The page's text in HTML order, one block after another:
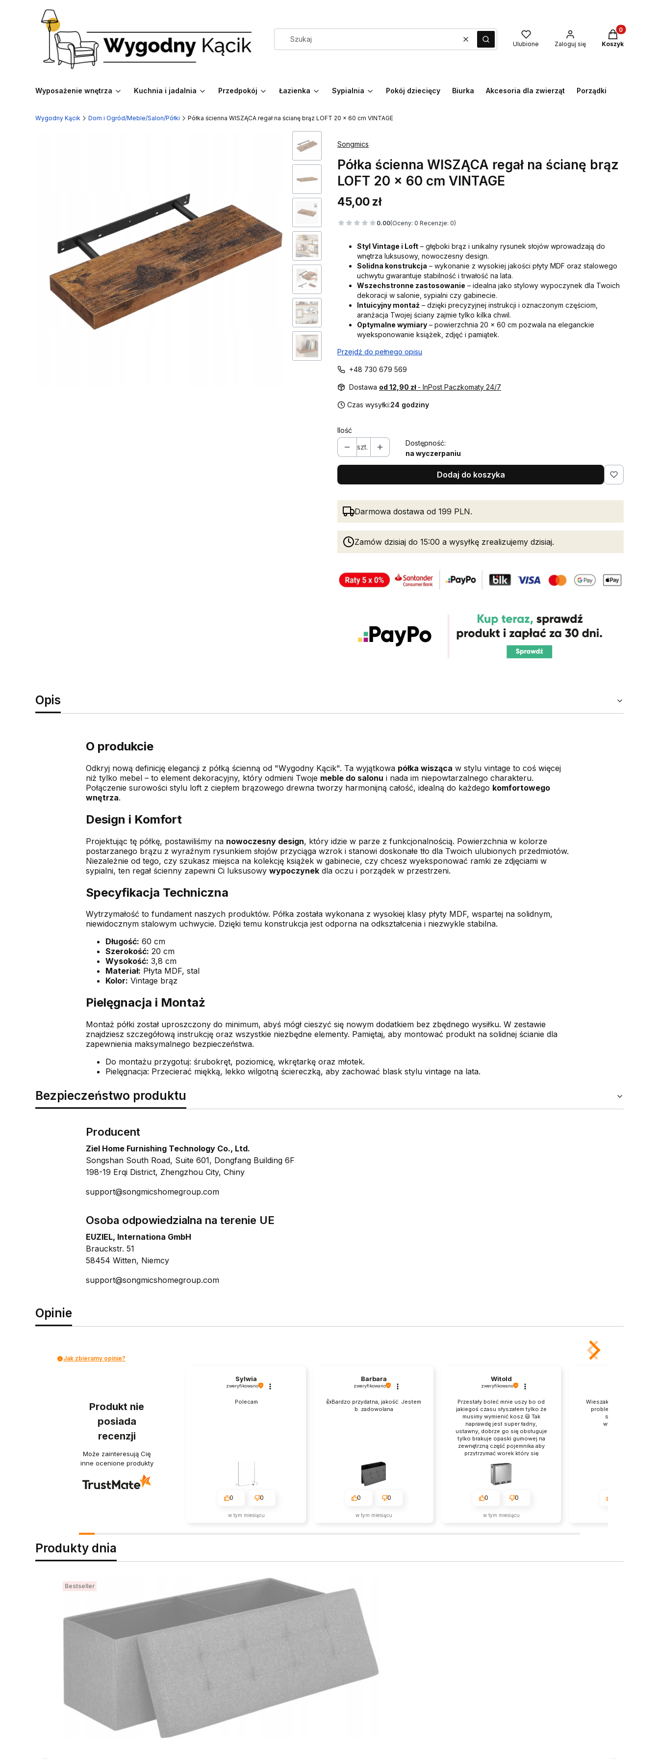
WyczyśćSzukaj Ulubione Zaloguj się
Produkty w
Koszyk
Wyposażenie wnętrza Kuchnia i jadalnia Przedpokój Łazienka Sypialnia Pokój dziecięcy Biurka Akcesoria dla zwierząt Porządki
Wygodny Kącik Dom i Ogród/Meble/Salon/Półki Półka ścienna WISZĄCA regał na ścianę brąz LOFT 20 x 60 cm VINTAGE
Songmics
Półka ścienna WISZĄCA regał na ścianę brąz
LOFT 20 x 60 cm VINTAGE
Cena
45,00 zł
0.00(Oceny: 0 Recenzje: 0)
Styl Vintage i Loft – głęboki brąz i unikalny rysunek słojów wprowadzają do
wnętrza luksusowy, nowoczesny design.
Solidna konstrukcja – wykonanie z wysokiej jakości płyty MDF oraz stalowego
uchwytu gwarantuje stabilność i trwałość na lata.
Wszechstronne zastosowanie – idealna jako stylowy wypoczynek dla Twoich
dekoracji w salonie, sypialni czy gabinecie.
Intuicyjny montaż – dzięki precyzyjnej instrukcji i oznaczonym częściom,
aranżacja Twojej ściany zajmie tylko kilka chwil.
Optymalne wymiary – powierzchnia 20 x 60 cm pozwala na eleganckie
wyeksponowanie książek, zdjęć i pamiątek.
Przejdź do pełnego opisu
+48 730 679 569
Dostawa od 12,90 zł - InPost Paczkomaty 24/7
Czas wysyłki:24 godziny
Ilość
szt.
Dostępność:
na wyczerpaniu
Dodaj do koszyka
Darmowa dostawa od 199 PLN.
Zamów dzisiaj do 15:00 a wysyłkę zrealizujemy dzisiaj.
Opis
O produkcie
Odkryj nową definicję elegancji z półką ścienną od "Wygodny Kącik". Ta wyjątkowa półka wisząca w stylu vintage to coś więcej
niż tylko mebel – to element dekoracyjny, który odmieni Twoje meble do salonu i nada im niepowtarzalnego charakteru.
Połączenie surowości stylu loft z ciepłem brązowego drewna tworzy harmonijną całość, idealną do każdego komfortowego
wnętrza.
Design i Komfort
Projektując tę półkę, postawiliśmy na nowoczesny design, który idzie w parze z funkcjonalnością. Powierzchnia w kolorze
postarzanego brązu z wyraźnym rysunkiem słojów przyciąga wzrok i stanowi doskonałe tło dla Twoich ulubionych przedmiotów.
Niezależnie od tego, czy szukasz miejsca na kolekcję książek w gabinecie, czy chcesz wyeksponować ramki ze zdjęciami w
sypialni, ten regał ścienny zapewni Ci luksusowy wypoczynekdla oczu i porządek w przestrzeni.
Specyfikacja Techniczna
Wytrzymałość to fundament naszych produktów. Półka została wykonana z wysokiej klasy płyty MDF, wspartej na solidnym,
niewidocznym stalowym uchwycie. Dzięki temu konstrukcja jest odporna na odkształcenia i niezwykle stabilna.
Długość: 60 cm
Szerokość: 20 cm
Wysokość: 3,8 cm
Materiał: Płyta MDF, stal
Kolor: Vintage brąz
Pielęgnacja i Montaż
Montaż półki został uproszczony do minimum, abyś mógł cieszyć się nowym dodatkiem bez zbędnego wysiłku. W zestawie
znajdziesz szczegółową instrukcję oraz wszystkie niezbędne elementy. Pamiętaj, aby montować produkt na solidnej ścianie dla
zapewnienia maksymalnego bezpieczeństwa.
Do montażu przygotuj: śrubokręt, poziomicę, wkrętarkę oraz młotek.
Pielęgnacja: Przecierać miękką, lekko wilgotną ściereczką, aby zachować blask stylu vintage na lata.
Bezpieczeństwo produktu
Producent
Ziel Home Furnishing Technology Co., Ltd.
Songshan South Road, Suite 601, Dongfang Building 6F
198-19 Erqi District, Zhengzhou City, Chiny
support@songmicshomegroup.com
Osoba odpowiedzialna na terenie UE
EUZIEL, Internationa GmbH
Brauckstr. 51
58454 Witten, Niemcy
support@songmicshomegroup.com
Opinie
Jak zbieramy opinie?
Produkt nie
posiada
recenzji
Może zainteresują Cię
inne ocenione produkty
Sylwia
zweryfikowano
Polecam
0 0
w tym miesiącu
Barbara
zweryfikowano
👍️Bardzo przydatna, jakość. Jestem
b. zadowolana
0 0
w tym miesiącu
Witold
zweryfikowano
Przestały boleć mnie uszy bo od
jakiegoś czasu słyszałem tylko że
musimy wymienić kosz.😃 Tak
naprawdę jest super ładny,
ustawny, dobrze go się obsługuje
tylko brakuje opaski gumowej na
zewnętrzną część pojemnika aby
przytrzymać worek który się
do kosza używając innych worków
0 0
w tym miesiącu
Wieszak szybko dotarł. Nie
problemu ze
stabilny i solidnie
wykonany.Polecam
Produkty dnia
Bestseller